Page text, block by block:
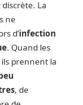
La
ne
d’infection
. Quand les
prennent la
, de